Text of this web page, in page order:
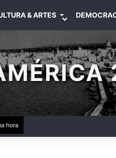
& ARTES
hora